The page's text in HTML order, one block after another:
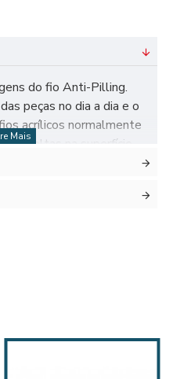
do fio Anti-Pilling.
peças no dia a dia e o
acrílicos normalmente
soltas na superfície,
(pillings). Cisne
tornando as peças
Pilling TEX: 430